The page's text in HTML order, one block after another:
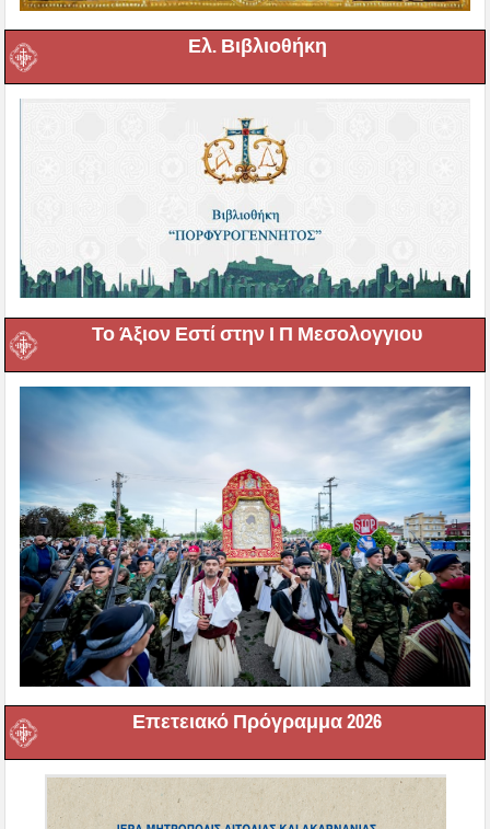
Ελ. Βιβλιοθήκη
Το Άξιον Εστί στην Ι Π Μεσολογγιου
Επετειακό Πρόγραμμα 2026